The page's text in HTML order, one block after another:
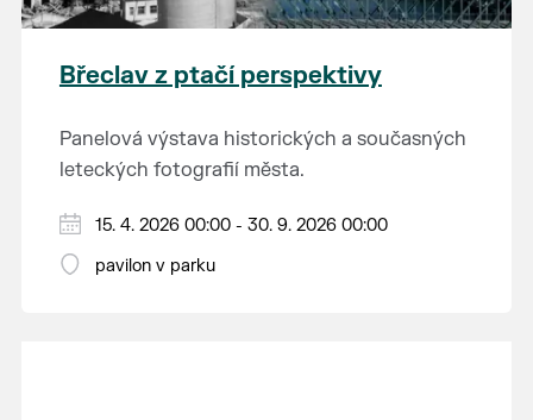
Břeclav z ptačí perspektivy
Panelová výstava historických a současných
leteckých fotografií města.
15. 4. 2026 00:00 - 30. 9. 2026 00:00
pavilon v parku